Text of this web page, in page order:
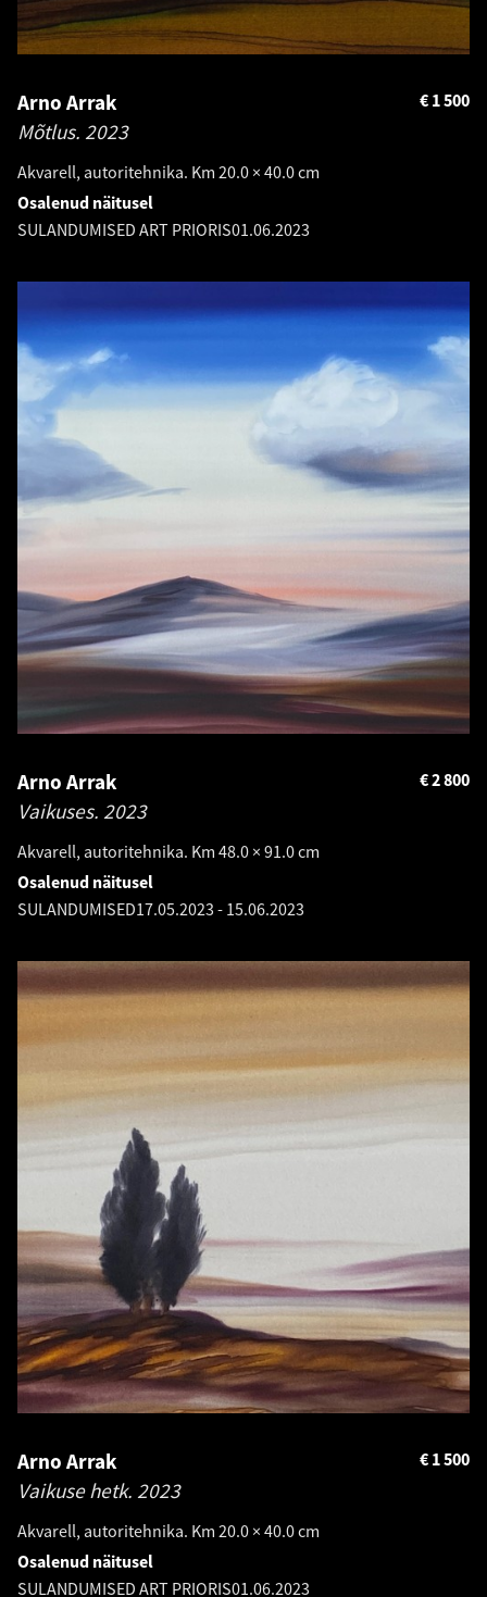
Arno Arrak
Mõtlus. 2023
Akvarell, autoritehnika. Km 20.0 × 40.0 cm
1 500
€
Osalenud näitusel
SULANDUMISED ART PRIORIS01.06.2023
Arno Arrak
Vaikuses. 2023
Akvarell, autoritehnika. Km 48.0 × 91.0 cm
2 800
€
Osalenud näitusel
SULANDUMISED17.05.2023 - 15.06.2023
Arno Arrak
Vaikuse hetk. 2023
Akvarell, autoritehnika. Km 20.0 × 40.0 cm
1 500
€
Osalenud näitusel
SULANDUMISED ART PRIORIS01.06.2023